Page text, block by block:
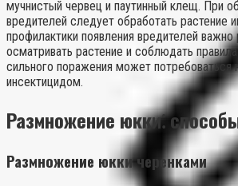
мучнистый червец и паутинный клещ. При
вредителей следует обработать растение
профилактики появления вредителей важно
осматривать растение и соблюдать
сильного поражения может потребоваться
инсектицидом.
Размножение юкки⁚
Размножение юкки черенками